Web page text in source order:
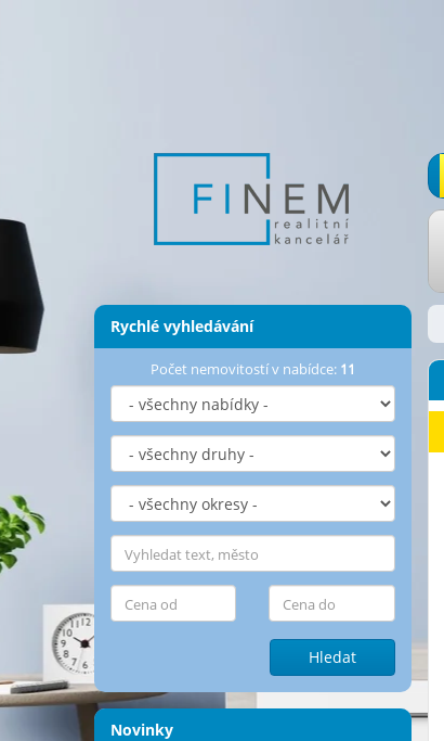
Rychlé vyhledávání
Počet nemovitostí v nabídce: 11
Hledat
Novinky